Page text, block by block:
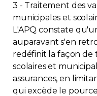
3 - Traitement des
municipales et
L'APQ constate
auparavant s'en
redéfinit la façon de
scolaires et
assurances, en
qui excède le